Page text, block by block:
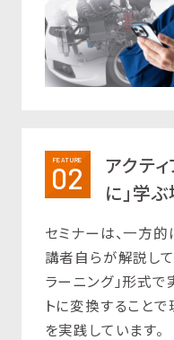
FEATURE
02
アクテ
に」学
セミナーは、一方的
講者自らが解説して
ラーニング」形式で
トに変換すること
を実践しています。